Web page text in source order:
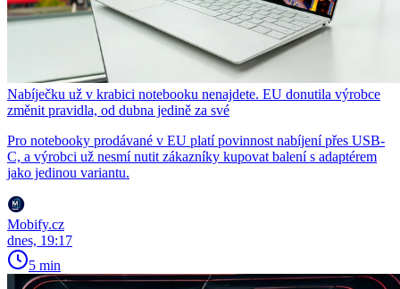
Nabíječku už v krabici notebooku nenajdete. EU donutila výrobce
změnit pravidla, od dubna jedině za své
Pro notebooky prodávané v EU platí povinnost nabíjení přes USB-
C, a výrobci už nesmí nutit zákazníky kupovat balení s adaptérem
jako jedinou variantu.
Mobify.cz
dnes, 19:17
5 min